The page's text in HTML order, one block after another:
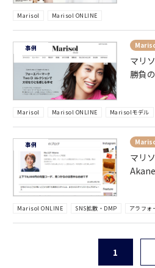
Marisol Marisol ONLINE
事例
マリ
勝負
Marisol Marisol ONLINE Marisolモデル
事例
マリ
Marisol ONLINE SNS拡散・DMP アラフォ
1